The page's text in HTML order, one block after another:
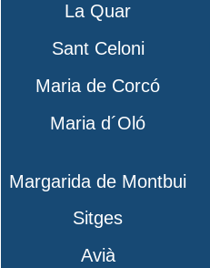
La Quar
Sant Celoni
Maria de Corcó
Maria d´Oló
Margarida de Montbui
Sitges
Avià